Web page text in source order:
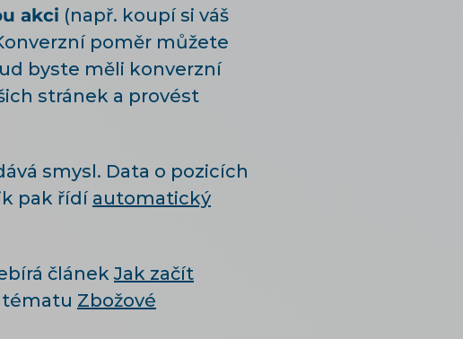
akci (např. koupí si váš
poměr můžete
byste měli konverzní
stránek a provést
smysl. Data o pozicích
pak řídí automatický
článek Jak začít
tématu Zbožové